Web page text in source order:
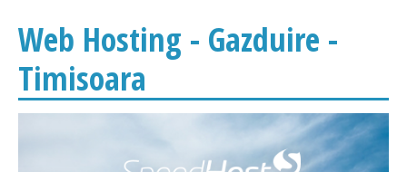
Web Hosting - Gazduire -
Timisoara